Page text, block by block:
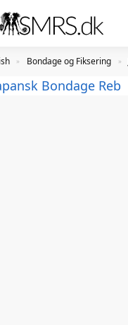
» Bondage og Fiksering »